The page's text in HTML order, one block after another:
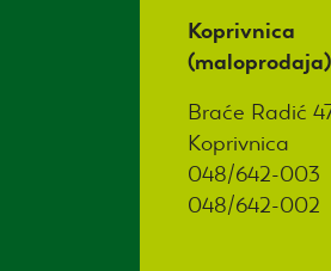
Koprivnica
(maloprodaja)
Braće Radić
Koprivnica
048/642-003
048/642-002